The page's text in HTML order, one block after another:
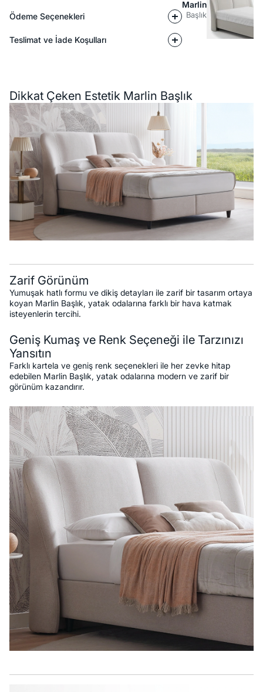
Ödeme Seçenekleri
Teslimat ve İade Koşulları
Marlin
Başlık
Dikkat Çeken Estetik Marlin Başlık
Zarif Görünüm
Yumuşak hatlı formu ve dikiş detayları ile zarif bir tasarım ortaya
koyan Marlin Başlık, yatak odalarına farklı bir hava katmak
isteyenlerin tercihi.
Geniş Kumaş ve Renk Seçeneği ile Tarzınızı
Yansıtın
Farklı kartela ve geniş renk seçenekleri ile her zevke hitap
edebilen Marlin Başlık, yatak odalarına modern ve zarif bir
görünüm kazandırır.